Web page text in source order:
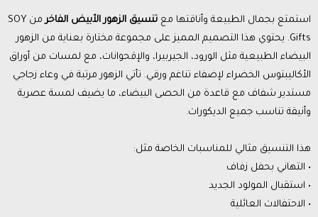
استمتع بجمال الطبيعة وأناقتها مع تنسيق الزهور الأبيض الفاخر
من SOY
Gifts. يحتوي هذا التصميم المميز على مجموعة مختارة بعناية من الزهور
البيضاء الطبيعية مثل الورود، الجيربيرا، والإقحوانات، مع لمسات من أوراق
الأكاليبتوس الخضراء لإضفاء تناغم ورقي. تأتي الزهور مرتبة في وعاء زجاجي
مستدير شفاف مع قاعدة من الحصى البيضاء، ما يضيف لمسة عصرية
وأنيقة تناسب جميع الديكورات.
هذا التنسيق مثالي للمناسبات الخاصة مثل:
• التهاني بحفل زفاف
• استقبال المولود الجديد
• الاحتفالات العائلية